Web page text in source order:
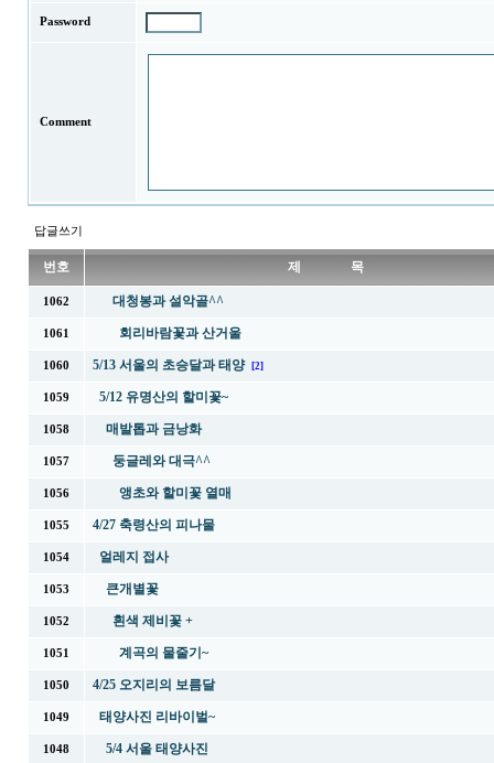
Password
Comment
답글쓰기
번호 제 목
1062 대청봉과 설악골^^
1061 회리바람꽃과 산거울
1060 5/13 서울의 초승달과 태양 [2]
1059 5/12 유명산의 할미꽃~
1058 매발톱과 금낭화
1057 둥글레와 대극^^
1056 앵초와 할미꽃 열매
1055 4/27 축령산의 피나물
1054 얼레지 접사
1053 큰개별꽃
1052 흰색 제비꽃 +
1051 계곡의 물줄기~
1050 4/25 오지리의 보름달
1049 태양사진 리바이벌~
1048 5/4 서울 태양사진